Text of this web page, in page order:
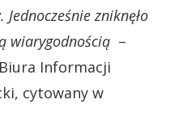
zniknęło
wiarygodnością –
Informacji
cytowany w